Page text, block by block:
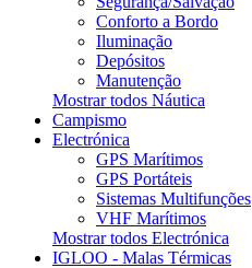
Conforto a Bordo
Iluminação
Depósitos
Manutenção
Mostrar todos Náutica
Campismo
Electrónica
GPS Marítimos
GPS Portáteis
Sistemas Multifunções
VHF Marítimos
Mostrar todos Electrónica
IGLOO - Malas Térmicas